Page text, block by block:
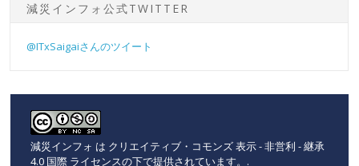
減災インフォ公式TWITTER
@ITxSaigaiさんのツイート
減災インフォ は クリエイティブ・コモンズ 表示 - 非営利 - 継承
4.0 国際 ライセンスの下で提供されています。 .